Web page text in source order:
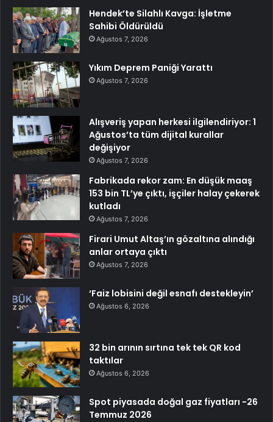
Hendek’te Silahlı Kavga: İşletme
Sahibi Öldürüldü
Ağustos 7, 2026
Yıkım Deprem Paniği Yarattı
Ağustos 7, 2026
Alışveriş yapan herkesi ilgilendiriyor: 1
Ağustos’ta tüm dijital kurallar
değişiyor
Ağustos 7, 2026
Fabrikada rekor zam: En düşük maaş
153 bin TL’ye çıktı, işçiler halay çekerek
kutladı
Ağustos 7, 2026
Firari Umut Altaş’ın gözaltına alındığı
anlar ortaya çıktı
Ağustos 7, 2026
‘Faiz lobisini değil esnafı destekleyin’
Ağustos 6, 2026
32 bin arının sırtına tek tek QR kod
taktılar
Ağustos 6, 2026
Spot piyasada doğal gaz fiyatları -26
Temmuz 2026